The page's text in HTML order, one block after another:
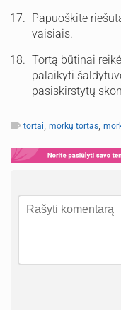
Papuoškite
vaisiais.
Tortą būtinai
palaikyti
pasiskirstytų
tortai, morkų tortas,